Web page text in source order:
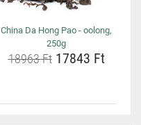
China Da Hong Pao - oolong,
250g
18963 Ft17843 Ft